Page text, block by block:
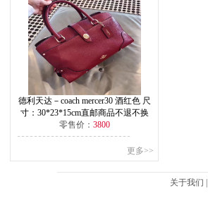
德利天达－coach mercer30 酒红色 尺
寸：30*23*15cm直邮商品不退不换
零售价： 3800
更多>>
关于我们